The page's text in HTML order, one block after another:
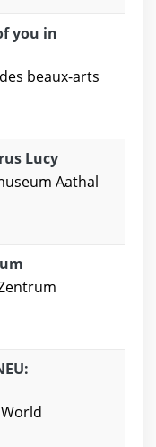
you in
beaux-arts
Lucy
Aathal